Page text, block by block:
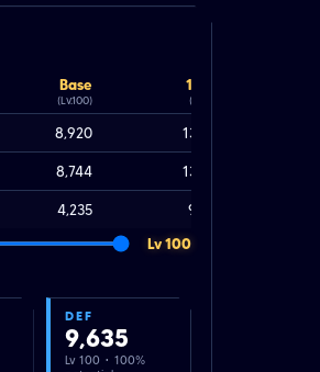
Base
(Lv.100)
100%
(Lv.100)
8,920 13,520
8,744 13,744
4,235 9,635
Lv 100
DEF
9,635
Lv 100 · 100%